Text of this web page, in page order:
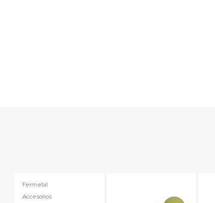
Fermetal
Accesorios